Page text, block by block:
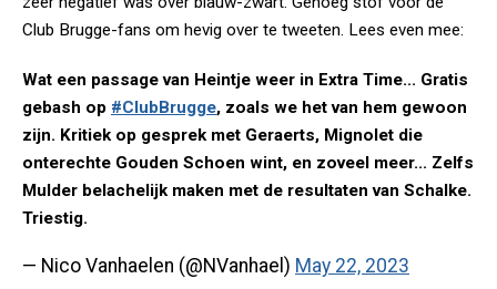
Club Brugge-fans om hevig over te tweeten. Lees even mee:
Wat een passage van Heintje weer in Extra Time... Gratis
gebash op #ClubBrugge, zoals we het van hem gewoon
zijn. Kritiek op gesprek met Geraerts, Mignolet die
onterechte Gouden Schoen wint, en zoveel meer... Zelfs
Mulder belachelijk maken met de resultaten van Schalke.
Triestig.
— Nico Vanhaelen (@NVanhael) May 22, 2023